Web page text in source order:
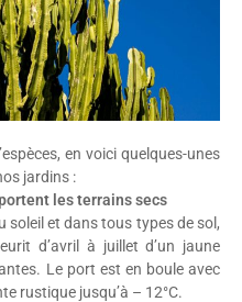
en voici quelques-unes
jardins :
les terrains secs
soleil et dans tous types de sol,
d’avril à juillet d’un jaune
Le port est en boule avec
rustique jusqu’à – 12°C.